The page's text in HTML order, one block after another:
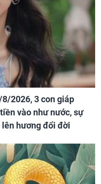
2026, 3 con giáp
vào như nước, sự
hương đổi đời